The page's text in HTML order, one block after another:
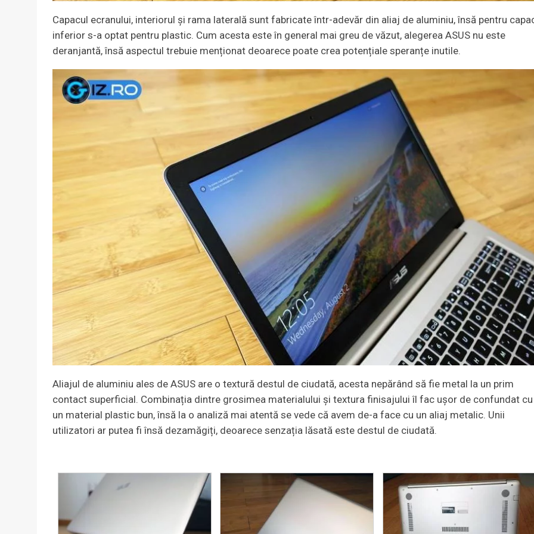
Capacul ecranului, interiorul și rama laterală sunt fabricate într-adevăr din aliaj de aluminiu, însă pentru
inferior s-a optat pentru plastic. Cum acesta este în general mai greu de văzut, alegerea ASUS nu este
deranjantă, însă aspectul trebuie menționat deoarece poate crea potențiale speranțe inutile.
Aliajul de aluminiu ales de ASUS are o textură destul de ciudată, acesta nepărând să fie metal la un prim
contact superficial. Combinația dintre grosimea materialului și textura finisajului îl fac ușor de confundat cu
un material plastic bun, însă la o analiză mai atentă se vede că avem de-a face cu un aliaj metalic. Unii
utilizatori ar putea fi însă dezamăgiți, deoarece senzația lăsată este destul de ciudată.